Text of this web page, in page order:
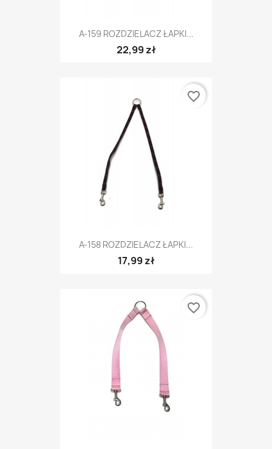
A-159 ROZDZIELACZ ŁAPKI...
22,99 zł
A-158 ROZDZIELACZ ŁAPKI...
17,99 zł
favorite_border
favorite_border